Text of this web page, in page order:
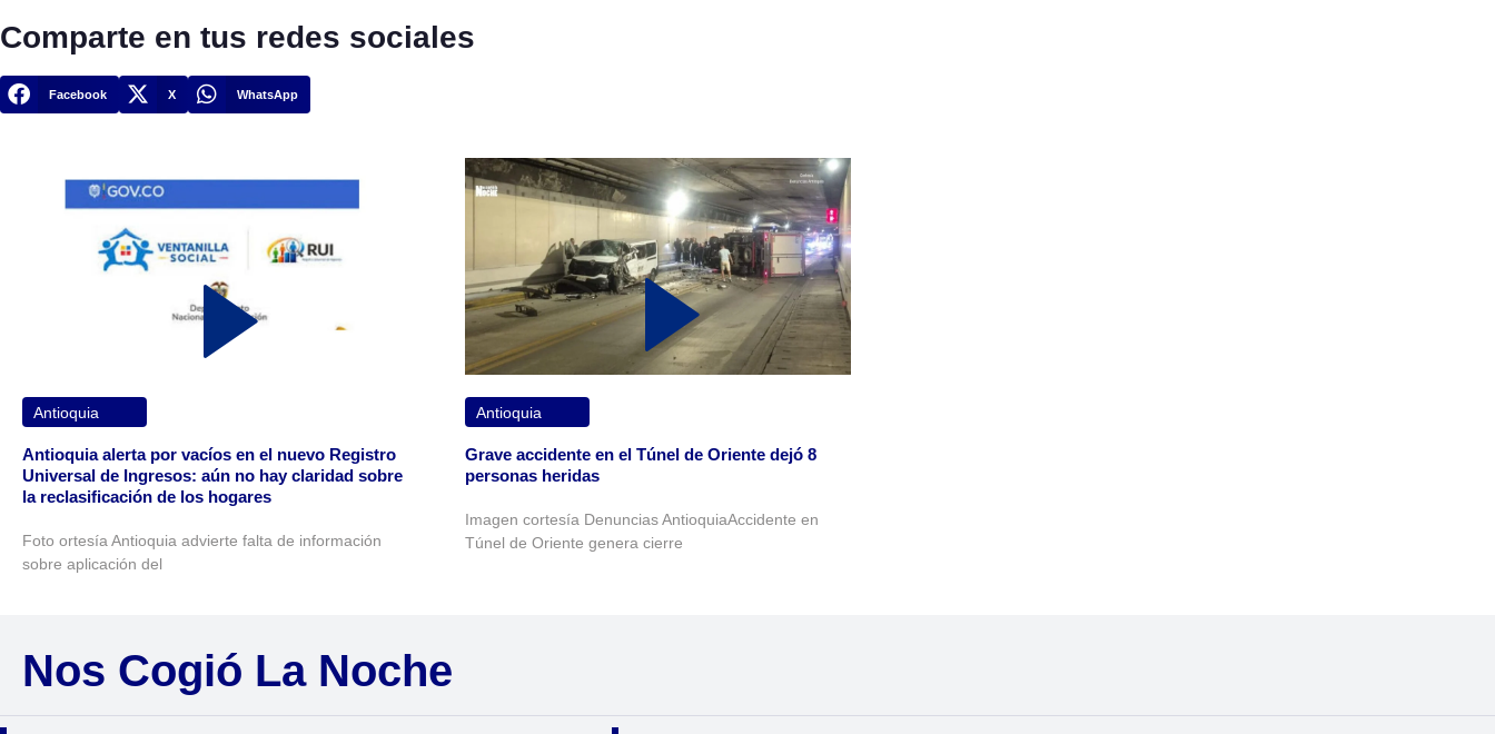
Comparte en tus redes sociales
Facebook X WhatsApp
Antioquia
Antioquia alerta por vacíos en el nuevo Registro
Universal de Ingresos: aún no hay claridad sobre
la reclasificación de los hogares
Foto ortesía Antioquia advierte falta de información
sobre aplicación del
Antioquia
Grave accidente en el Túnel de Oriente dejó 8
personas heridas
Imagen cortesía Denuncias AntioquiaAccidente en
Túnel de Oriente genera cierre
Nos Cogió La Noche